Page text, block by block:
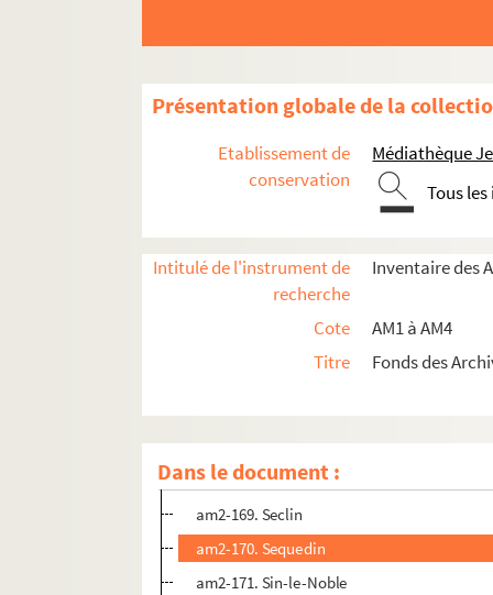
Présentation globale de la
Etablissement de
conservation
Médiathèque
Tous
Intitulé de l'instrument de
recherche
Inventaire des
Cote
AM1 à AM4
Titre
Fonds des
Dans le document :
am2-157. Roost-Warendin
am2-159. Roubaix
am2-161. Sainghin-en-Melantois
am2-162. Saint-Amand
am2-166. Sancourt
am2-167. Saulzoir
am2-168. Sebourg
am2-169. Seclin
am2-170. Sequedin
am2-171. Sin-le-Noble